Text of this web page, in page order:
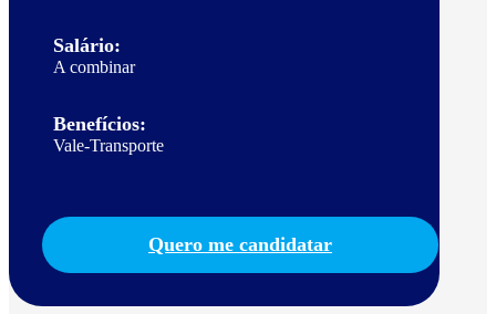
Salário:
A combinar
Benefícios:
Vale-Transporte
Quero me candidatar